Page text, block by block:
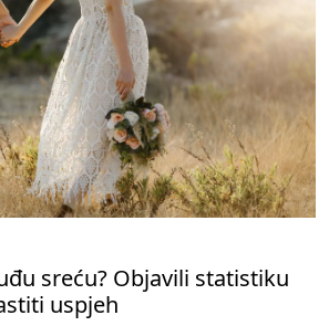
sreću? Objavili statistiku
uspjeh